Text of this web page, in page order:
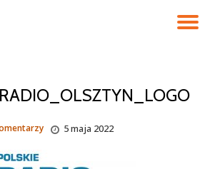
5 maja 2022